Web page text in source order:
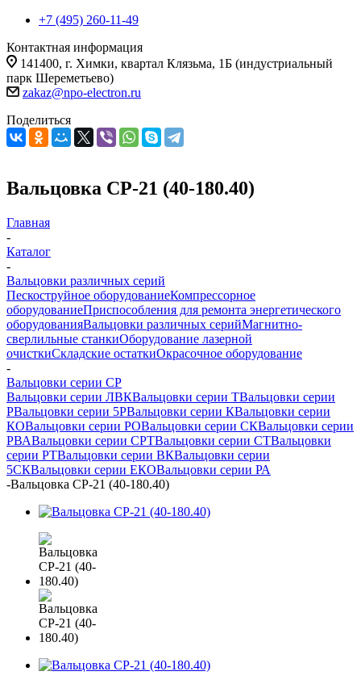
+7 (495) 260-11-49
Контактная информация
141400, г. Химки, квартал Клязьма, 1Б (индустриальный
парк Шереметьево)
zakaz@npo-electron.ru
Поделиться
Вальцовка СР-21 (40-180.40)
Главная
-
Каталог
-
Вальцовки различных серий
Пескоструйное оборудованиеКомпрессорное
оборудованиеПриспособления для ремонта энергетического
оборудованияВальцовки различных серийМагнитно-
сверлильные станкиОборудование лазерной
очисткиСкладские остаткиОкрасочное оборудование
-
Вальцовки серии СР
Вальцовки серии ЛВКВальцовки серии ТВальцовки серии
РВальцовки серии 5РВальцовки серии КВальцовки серии
КОВальцовки серии РОВальцовки серии СКВальцовки серии
РВАВальцовки серии СРТВальцовки серии СТВальцовки
серии РТВальцовки серии ВКВальцовки серии
5СКВальцовки серии ЕКОВальцовки серии РА
-Вальцовка СР-21 (40-180.40)